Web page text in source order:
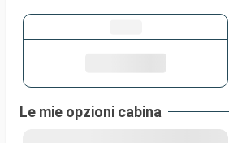
Le mie opzioni cabina